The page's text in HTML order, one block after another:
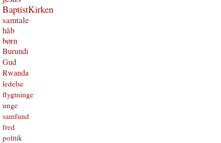
BaptistKirken
samtale
håb
børn
Burundi
Gud
Rwanda
ledelse
flygtninge
unge
samfund
fred
politik